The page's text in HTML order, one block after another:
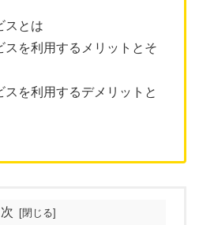
スとは
を利用するメリットとそ
を利用するデメリットと